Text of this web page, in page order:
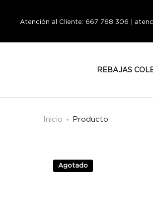
Atención al Cliente: 667 768 306 |
REBAJAS
Inicio Producto
Agotado